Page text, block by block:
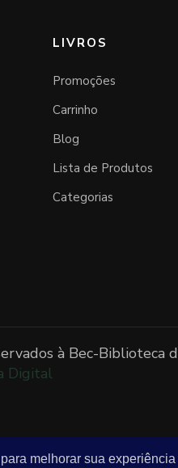
melhorar sua
LIVROS
Promoções
Carrinho
Blog
Lista de Produtos
Categorias
à Bec-Biblioteca
Digital